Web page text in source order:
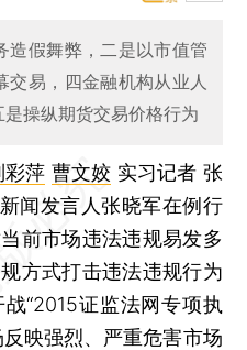
造假舞弊，二是以市值管
交易，四金融机构从业人
操纵期货交易价格行为
彩萍 曹文姣 实习记者 张
闻发言人张晓军在例行
前市场违法违规易发多
方式打击违法违规行为
“2015证监法网专项执
映强烈、严重危害市场